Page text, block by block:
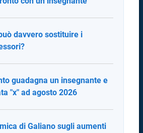
davvero sostituire i
guadagna un insegnante e
"x" ad agosto 2026
di Galiano sugli aumenti